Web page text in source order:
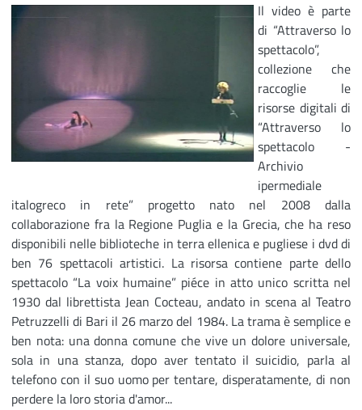
Il video è parte
di “Attraverso lo
spettacolo”,
collezione che
raccoglie le
risorse digitali di
“Attraverso lo
spettacolo -
Archivio
ipermediale
italo­greco in rete” progetto nato nel 2008 dalla
collaborazione fra la Regione Puglia e la Grecia, che ha reso
disponibili nelle biblioteche in terra ellenica e pugliese i dvd di
ben 76 spettacoli artistici. La risorsa contiene parte dello
spettacolo “La voix humaine” piéce in atto unico scritta nel
1930 dal librettista Jean Cocteau, andato in scena al Teatro
Petruzzelli di Bari il 26 marzo del 1984. La trama è semplice e
ben nota: una donna comune che vive un dolore universale,
sola in una stanza, dopo aver tentato il suicidio, parla al
telefono con il suo uomo per tentare, disperatamente, di non
perdere la loro storia d'amor...